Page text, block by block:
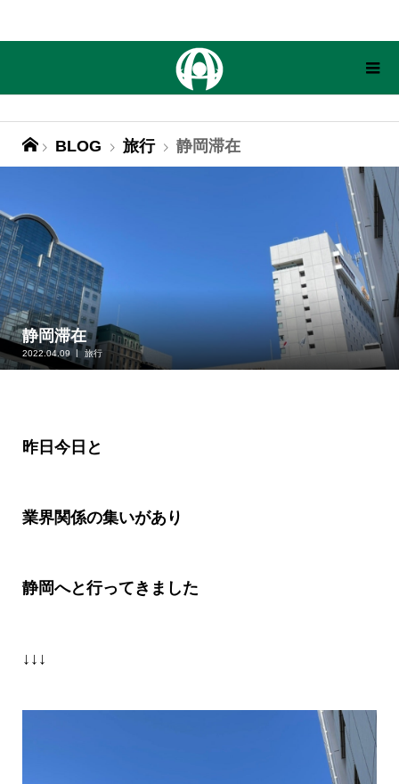
BLOG 旅行 静岡滞在
静岡滞在
2022.04.09 旅行
昨日今日と
業界関係の集いがあり
静岡へと行ってきました
↓↓↓